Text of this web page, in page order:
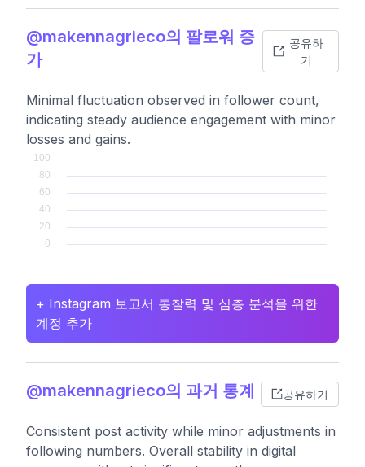
@makennagrieco의 팔로워 증
가
공유하
기
Minimal fluctuation observed in follower count,
indicating steady audience engagement with minor
losses and gains.
+ Instagram 보고서 통찰력 및 심층 분석을 위한
계정 추가
@makennagrieco의 과거 통계 공유하기
Consistent post activity while minor adjustments in
following numbers. Overall stability in digital